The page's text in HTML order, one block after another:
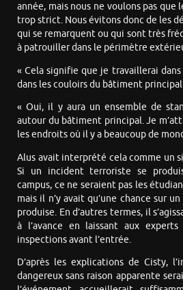
année, mais nous ne voulons pas
trop strict. Nous évitons donc de les
qui se remarquent ou qui sont très
à patrouiller dans le périmètre
« Cela signifie que je travaillerai
dans les couloirs du bâtiment
« Oui, il y aura un ensemble de
autour du bâtiment principal. Je
les endroits où il y a beaucoup de
Alus avait interprété cela comme un
Si un incident terroriste se
campus, ce ne seraient pas les
mais il n’y avait qu’une chance sur
produise. En d’autres termes, il
à l’avance en laissant aux
inspections avant l’entrée.
D’après les explications de Cisty,
dangereux sans raison apparente